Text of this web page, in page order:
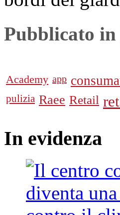
Pubblicato in
Academy app
pulizia Raee Retail
In evidenza